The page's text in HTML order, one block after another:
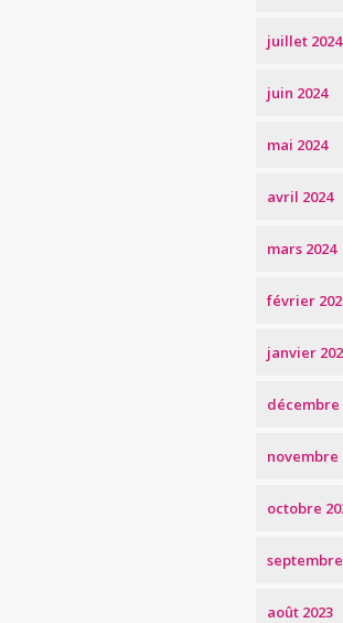
juillet 2024
juin 2024
mai 2024
avril 2024
mars 2024
février
janvier
décembre
novembre
octobre
septembre
août 2023